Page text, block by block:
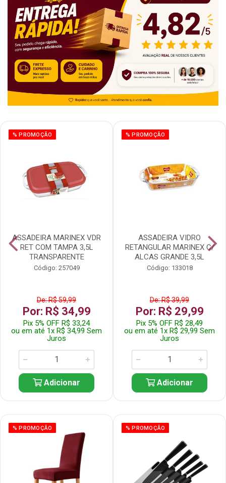
% PROMOÇÃO
ASSADEIRA MARINEX VDR
RET COM TAMPA 3,5L
TRANSPARENTE
Código: 257049
De: R$ 59,99
Por: R$ 34,99
Pix 5% OFF R$ 33,24
ou em até 1x R$ 34,99 Sem
Juros
Adicionar
% PROMOÇÃO
ASSADEIRA VIDRO
RETANGULAR MARINEX C/
ALCAS GRANDE 3,5L
Código: 133018
De: R$ 39,99
Por: R$ 29,99
Pix 5% OFF R$ 28,49
ou em até 1x R$ 29,99 Sem
Juros
Adicionar
% PROMOÇÃO % PROMOÇÃO